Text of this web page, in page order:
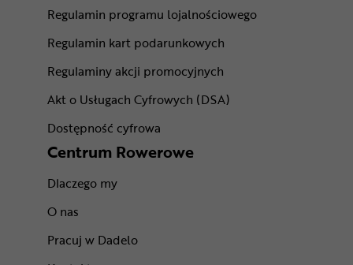
Regulamin programu lojalnościowego
Regulamin kart podarunkowych
Regulaminy akcji promocyjnych
Akt o Usługach Cyfrowych (DSA)
Dostępność cyfrowa
Centrum Rowerowe
Dlaczego my
O nas
Pracuj w Dadelo